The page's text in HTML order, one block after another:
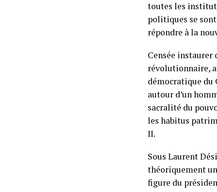
toutes les
politiques se
répondre à la
Censée
révolutionnaire,
démocratique du
autour d’un
sacralité du
les habitus
II.
Sous Laurent
théoriquement
figure du